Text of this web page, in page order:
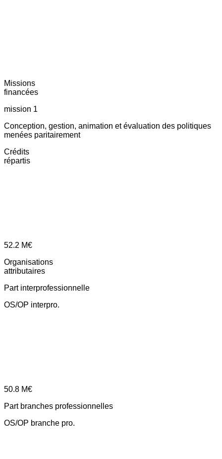
Missions
financées
mission 1
Conception, gestion, animation et évaluation des politiques
menées paritairement
Crédits
répartis
52.2 M€
Organisations
attributaires
Part interprofessionnelle
OS/OP interpro.
50.8 M€
Part branches professionnelles
OS/OP branche pro.